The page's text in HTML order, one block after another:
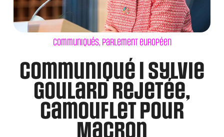
Communiqués,Parlement européen
Communiqué | Sylvie
Goulard rejetée,
camouflet pour